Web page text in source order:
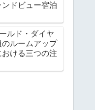
ドビュー宿泊
ルド・ダイヤ
のルームアップ
ける三つの注